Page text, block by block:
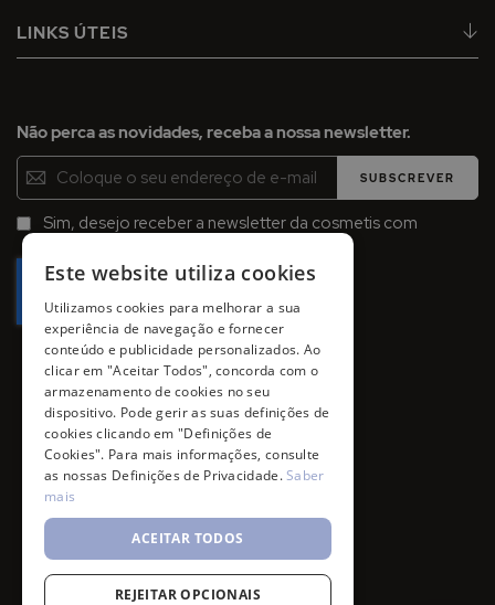
LINKS ÚTEIS
Não perca as novidades, receba a nossa newsletter.
Inscreva-
se
na
Newsletter:
SUBSCREVER
Sim, desejo receber a newsletter da cosmetis com
Este website utiliza cookies
Utilizamos cookies para melhorar a sua
experiência de navegação e fornecer
conteúdo e publicidade personalizados. Ao
clicar em "Aceitar Todos", concorda com o
armazenamento de cookies no seu
dispositivo. Pode gerir as suas definições de
cookies clicando em "Definições de
Cookies". Para mais informações, consulte
as nossas Definições de Privacidade.Saber
mais
ACEITAR TODOS
REJEITAR OPCIONAIS